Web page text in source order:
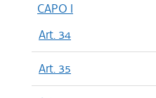
CAPO I
Art. 34
Art. 35